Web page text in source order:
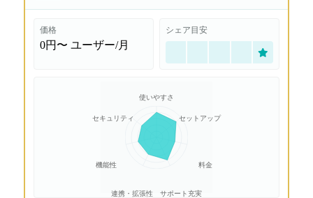
価格
0円〜 ユーザー/月
シェア目安
使いやすさ
セットアップ
料金
サポート充実
連携・拡張性
機能性
セキュリティ